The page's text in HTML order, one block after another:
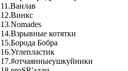
11.Ванлав
12.Винкс
13.Nomades
14.Взрывные котятки
15.Борода Бобра
16.Углепластик
17.#отчаянныеушкуйники